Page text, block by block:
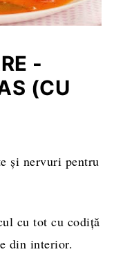
-
(CU
cu tot cu codiță
din interior.